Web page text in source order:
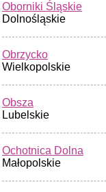
Oborniki Śląskie
Dolnośląskie
Obrzycko
Wielkopolskie
Obsza
Lubelskie
Ochotnica Dolna
Małopolskie